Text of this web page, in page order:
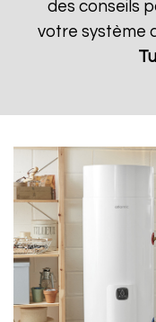
des conseils
votre système